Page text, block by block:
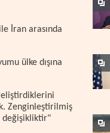
İran arasında
ülke dışına
Zenginleştirilmiş
değişikliktir"